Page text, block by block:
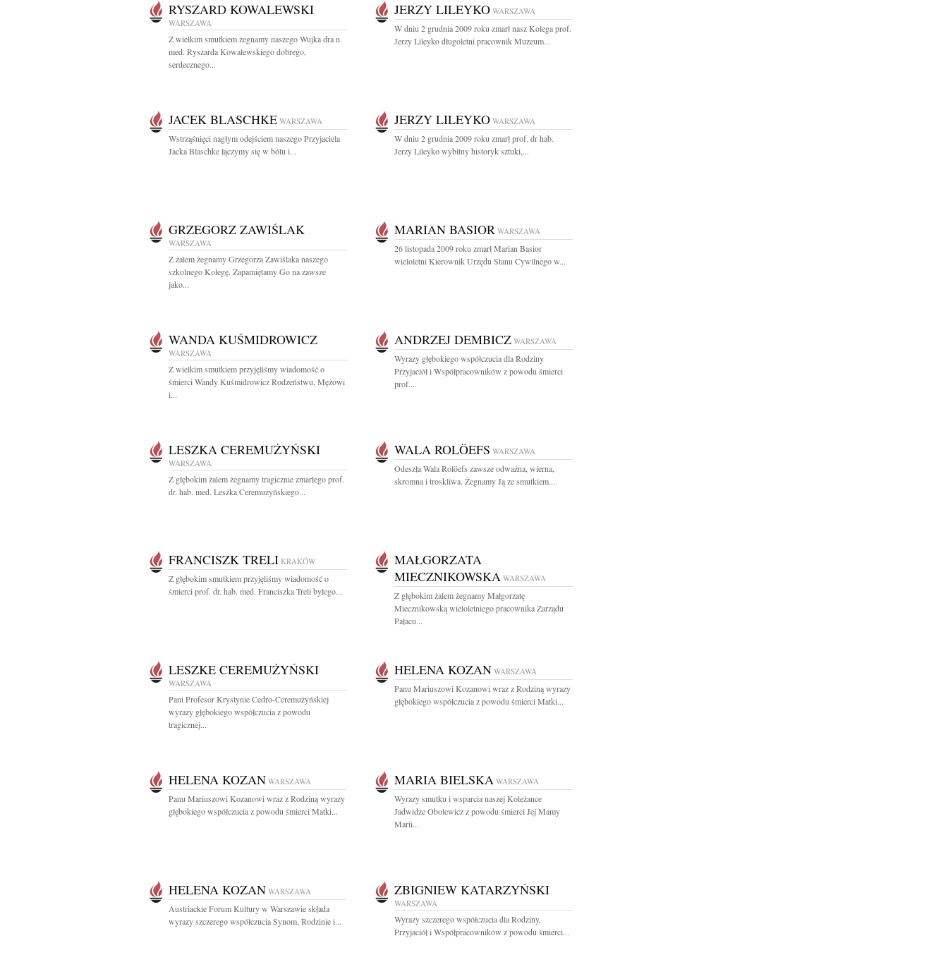
RYSZARD KOWALEWSKI
WARSZAWA
Z wielkim smutkiem żegnamy naszego Wujka dra n.
med. Ryszarda Kowalewskiego dobrego,
serdecznego...
JERZY LILEYKO WARSZAWA
W dniu 2 grudnia 2009 roku zmarł nasz Kolega prof.
Jerzy Lileyko długoletni pracownik Muzeum...
JACEK BLASCHKE WARSZAWA
Wstrząśnięci nagłym odejściem naszego Przyjaciela
Jacka Blaschke łączymy się w bólu i...
JERZY LILEYKO WARSZAWA
W dniu 2 grudnia 2009 roku zmarł prof. dr hab.
Jerzy Lileyko wybitny historyk sztuki,...
GRZEGORZ ZAWIŚLAK
WARSZAWA
Z żalem żegnamy Grzegorza Zawiślaka naszego
szkolnego Kolegę. Zapamiętamy Go na zawsze
jako...
MARIAN BASIOR WARSZAWA
26 listopada 2009 roku zmarł Marian Basior
wieloletni Kierownik Urzędu Stanu Cywilnego w...
WANDA KUŚMIDROWICZ
WARSZAWA
Z wielkim smutkiem przyjęliśmy wiadomość o
śmierci Wandy Kuśmidrowicz Rodzeństwu, Mężowi
i...
ANDRZEJ DEMBICZ WARSZAWA
Wyrazy głębokiego współczucia dla Rodziny
Przyjaciół i Współpracowników z powodu śmierci
prof....
LESZKA CEREMUŻYŃSKI
WARSZAWA
Z głębokim żalem żegnamy tragicznie zmarłego prof.
dr. hab. med. Leszka Ceremużyńskiego...
WALA ROLÖEFS WARSZAWA
Odeszła Wala Rolöefs zawsze odważna, wierna,
skromna i troskliwa. Żegnamy Ją ze smutkiem....
FRANCISZK TRELI KRAKÓW
Z głębokim smutkiem przyjęliśmy wiadomość o
śmierci prof. dr. hab. med. Franciszka Treli byłego...
MAŁGORZATA
MIECZNIKOWSKA WARSZAWA
Z głębokim żalem żegnamy Małgorzatę
Miecznikowską wieloletniego pracownika Zarządu
Pałacu...
LESZKE CEREMUŻYŃSKI
WARSZAWA
Pani Profesor Krystynie Cedro-Ceremużyńskiej
wyrazy głębokiego współczucia z powodu
tragicznej...
HELENA KOZAN WARSZAWA
Panu Mariuszowi Kozanowi wraz z Rodziną wyrazy
głębokiego współczucia z powodu śmierci Matki...
HELENA KOZAN WARSZAWA
Panu Mariuszowi Kozanowi wraz z Rodziną wyrazy
głębokiego współczucia z powodu śmierci Matki...
MARIA BIELSKA WARSZAWA
Wyrazy smutku i wsparcia naszej Koleżance
Jadwidze Obolewicz z powodu śmierci Jej Mamy
Marii...
HELENA KOZAN WARSZAWA
Austriackie Forum Kultury w Warszawie składa
wyrazy szczerego współczucia Synom, Rodzinie i...
ZBIGNIEW KATARZYŃSKI
WARSZAWA
Wyrazy szczerego współczucia dla Rodziny,
Przyjaciół i Współpracowników z powodu śmierci...